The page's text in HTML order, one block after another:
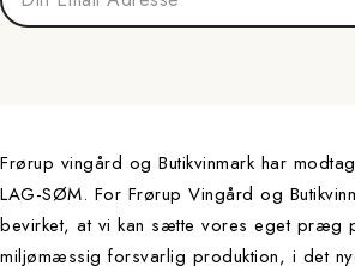
Frørup vingård og Butikvinmark har
LAG-SØM. For Frørup Vingård og
bevirket, at vi kan sætte vores eget præg
miljømæssig forsvarlig produktion, i det